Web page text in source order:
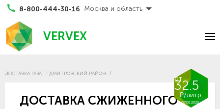
8-800-444-30-16 Москва и область
VERVEX
ДОСТАВКА ГАЗА ДМИТРОВСКИЙ РАЙОН
от
32.5
₽/литр
07.08.2026
ДОСТАВКА СЖИЖЕННОГО